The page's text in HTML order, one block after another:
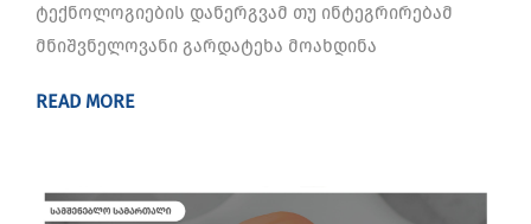
ტექნოლოგიების დანერგვამ თუ ინტეგრირებამ
მნიშვნელოვანი გარდატეხა მოახდინა
READ MORE